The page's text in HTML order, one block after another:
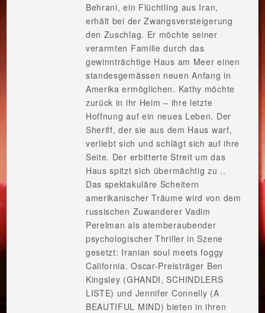
Behrani, ein Flüchtling aus Iran,
erhält bei der Zwangsversteigerung
den Zuschlag. Er möchte seiner
verarmten Familie durch das
gewinnträchtige Haus am Meer einen
standesgemässen neuen Anfang in
Amerika ermöglichen. Kathy möchte
zurück in ihr Heim – ihre letzte
Hoffnung auf ein neues Leben. Der
Sheriff, der sie aus dem Haus warf,
verliebt sich und schlägt sich auf ihre
Seite. Der erbitterte Streit um das
Haus spitzt sich übermächtig zu ..
Das spektakuläre Scheitern
amerikanischer Träume wird von dem
russischen Zuwanderer Vadim
Perelman als atemberaubender
psychologischer Thriller in Szene
gesetzt: Iranian soul meets foggy
California. Oscar-Preisträger Ben
Kingsley (GHANDI, SCHINDLERS
LISTE) und Jennifer Connelly (A
BEAUTIFUL MIND) bieten in ihren